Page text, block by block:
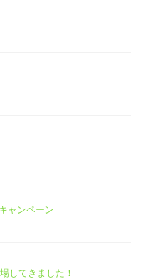
ャンペーン
してきました！